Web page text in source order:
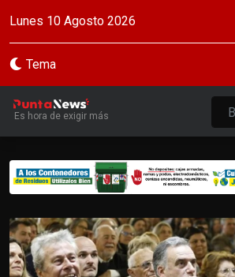
Lunes 10 Agosto 2026
Tema
Es hora de exigir más